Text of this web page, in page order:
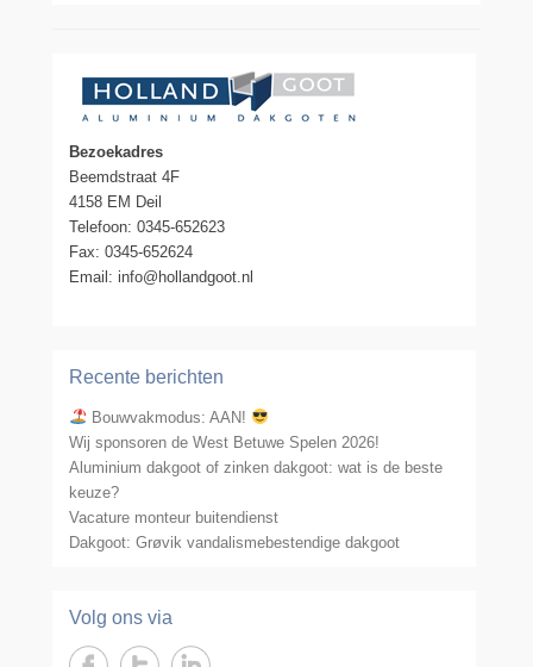
Bezoekadres
Beemdstraat 4F
4158 EM Deil
Telefoon: 0345-652623
Fax: 0345-652624
Email: info@hollandgoot.nl
Recente berichten
Bouwvakmodus: AAN!
Wij sponsoren de West Betuwe Spelen 2026!
Aluminium dakgoot of zinken dakgoot: wat is de beste
keuze?
Vacature monteur buitendienst
Dakgoot: Grøvik vandalismebestendige dakgoot
Volg ons via